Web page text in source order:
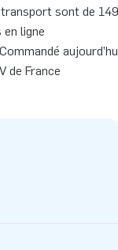
sont de
ligne
de France